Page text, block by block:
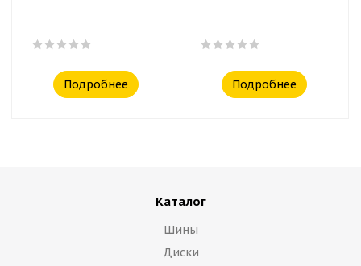
Подробнее Подробнее
Каталог
Шины
Диски